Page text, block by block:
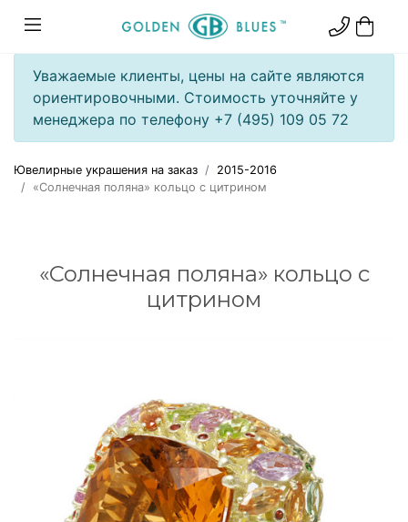
Уважаемые клиенты, цены на сайте являются
ориентировочными. Стоимость уточняйте у
менеджера по телефону +7 (495) 109 05 72
Ювелирные украшения на заказ
2015-2016
«Солнечная поляна» кольцо с цитрином
«Солнечная поляна» кольцо с
цитрином